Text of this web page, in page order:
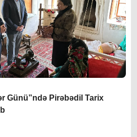
Günü”ndə Pirəbədil Tarix